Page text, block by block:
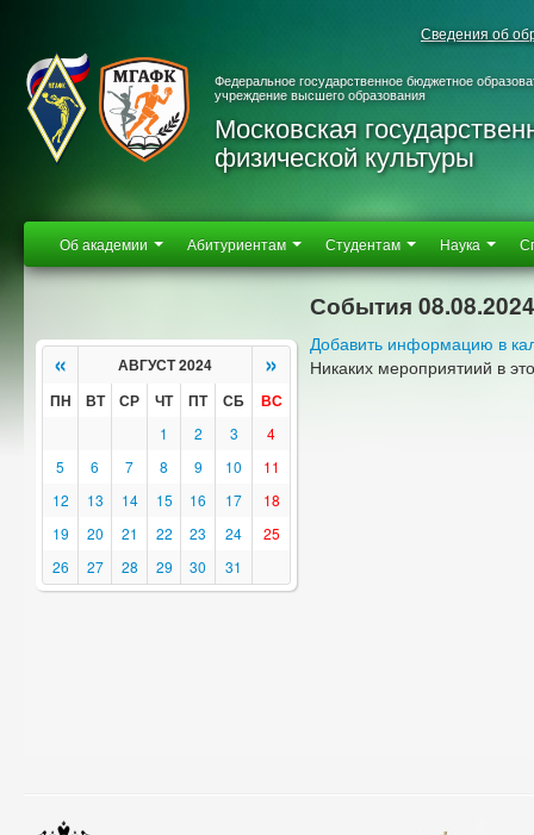
Сведения об
Федеральное государственное бюджетное
учреждение высшего образования
Московская
физической культуры
Об академии Абитуриентам Студентам Наука
« АВГУСТ 2024 »
ПН ВТ СР ЧТ ПТ СБ ВС
1 2 3
4
5
6 7 8 9 10
11
12
13 14 15 16 17
18
19
20 21 22 23 24
25
26
27 28 29 30 31
События 08.08.2024
Добавить информацию в
Никаких мероприятиий в